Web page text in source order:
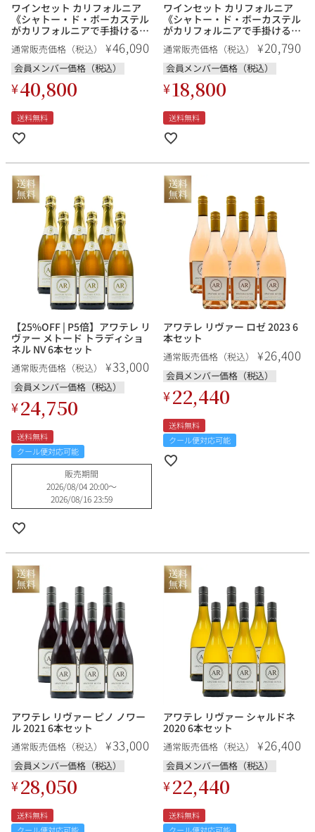
ワインセット カリフォルニア
《シャトー・ド・ボーカステル
がカリフォルニアで手掛けるロ
ーヌスタイルの先駆者「タブラ
ス・クリーク」上級キュヴェ入
り 厳選5本》福袋 送料無料
通常販売価格（税込） ¥46,090
会員メンバー価格（税込）
¥40,800
送料無料
ワインセット カリフォルニア
《シャトー・ド・ボーカステル
がカリフォルニアで手掛けるロ
ーヌスタイルの先駆者「タブラ
ス・クリーク」お試し3本セッ
ト》福袋 送料無料
通常販売価格（税込） ¥20,790
会員メンバー価格（税込）
¥18,800
送料無料
【25%OFF | P5倍】アワテレ リ
ヴァー メトード トラディショ
ネル NV 6本セット
通常販売価格（税込） ¥33,000
会員メンバー価格（税込）
¥24,750
送料無料
クール便対応可能
販売期間
2026/08/04 20:00〜
2026/08/16 23:59
アワテレ リヴァー ロゼ 2023 6
本セット
通常販売価格（税込） ¥26,400
会員メンバー価格（税込）
¥22,440
送料無料
クール便対応可能
アワテレ リヴァー ピノ ノワー
ル 2021 6本セット
通常販売価格（税込） ¥33,000
会員メンバー価格（税込）
¥28,050
送料無料
アワテレ リヴァー シャルドネ
2020 6本セット
通常販売価格（税込） ¥26,400
会員メンバー価格（税込）
¥22,440
送料無料